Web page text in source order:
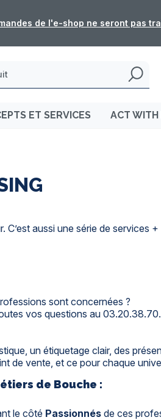
de l'e-shop ne seront pas
ET SERVICES ACT
aussi une série de
sont concernées ?
vos questions au
un étiquetage clair, des
de vente, et ce pour chaque
de Bouche :
le côté Passionnés de ces